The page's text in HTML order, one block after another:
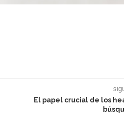
El papel crucial de los